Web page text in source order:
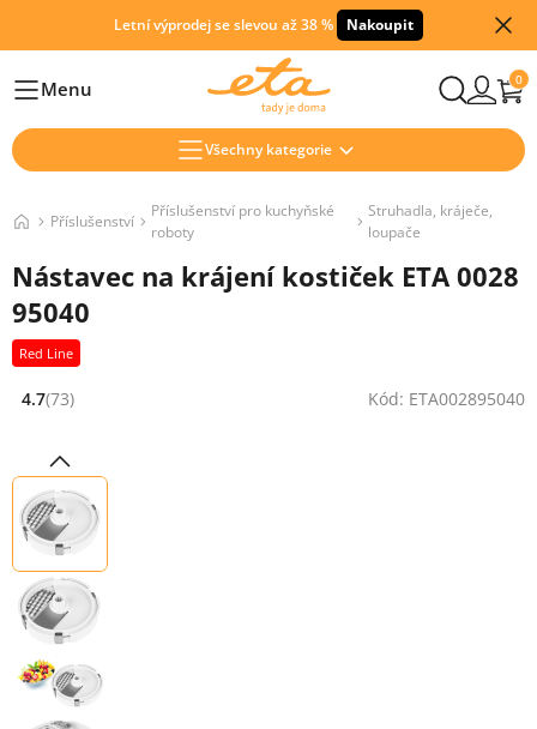
Letní výprodej se slevou až 38 % Nakoupit
HlavníMenu 0
Všechny kategorie
Příslušenství
Příslušenství pro kuchyňské
roboty
Struhadla, kráječe,
loupače
Nástavec na krájení kostiček ETA 0028
95040
Red Line
Hodnocení: 4.7 z 5 (73 recenzí)
4.7(73) Kód: ETA002895040